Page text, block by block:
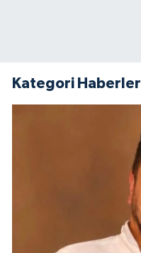
Kategori Haberler